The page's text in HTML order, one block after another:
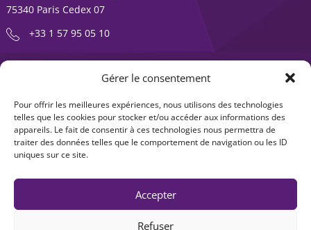
Gérer le consentement
Pour offrir les meilleures expériences, nous utilisons des technologies
telles que les cookies pour stocker et/ou accéder aux informations des
appareils. Le fait de consentir à ces technologies nous permettra de
traiter des données telles que le comportement de navigation ou les ID
uniques sur ce site.
Accepter
Refuser
75340 Paris Cedex 07
+33 1 57 95 05 10
ENTREPRENDRE EST UNE AVENTURE
À propos
Expertises
Offre produits
Actualités
Contact